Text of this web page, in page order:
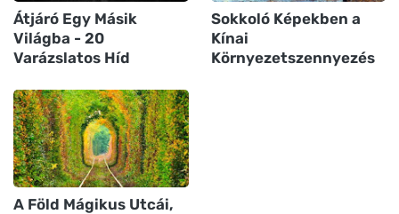
Átjáró Egy Másik
Világba - 20
Varázslatos Híd
Sokkoló Képekben a
Kínai
Környezetszennyezés
A Föld Mágikus Utcái,